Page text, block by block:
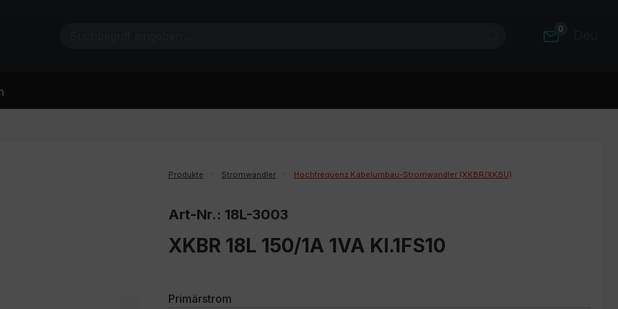
0
Produkte Stromwandler Hochfrequenz Kabelumbau-Stromwandler (XKBR/XKBU)
Art-Nr.: 18L-3003
XKBR 18L 150/1A 1VA Kl.1FS10
Primärstrom